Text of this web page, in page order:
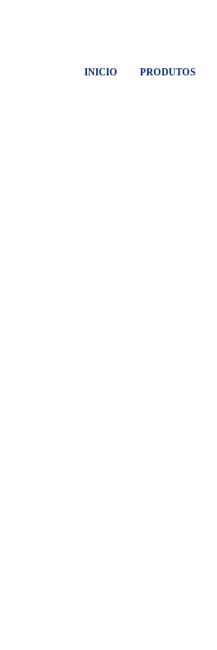
INICIO PRODUTOS